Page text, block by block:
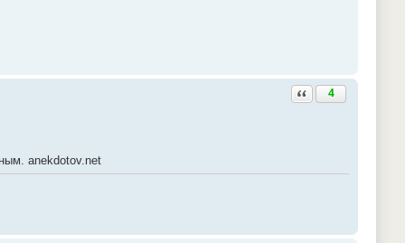
Ответить с цитатой
4
anekdotov.net